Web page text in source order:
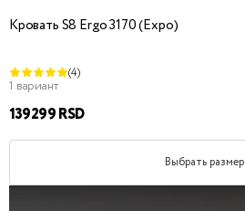
Кровать S8 Ergo 3170 (Expo)
(4)
1 вариант
139299 RSD
Выбрать размер